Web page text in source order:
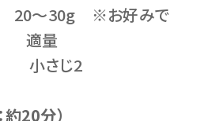
ズ 20～30g ※お好みで
量
じ2
20分）